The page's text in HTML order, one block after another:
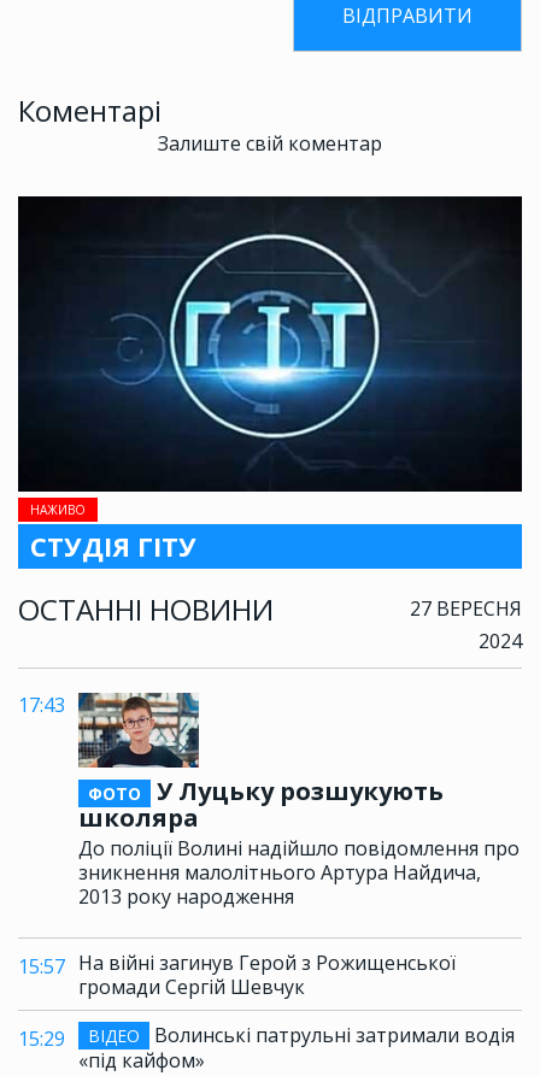
НАЖИВО
СТУДІЯ ГІТУ
ОСТАННІ НОВИНИ
27 ВЕРЕСНЯ
2024
17:43
ФОТО
У Луцьку розшукують
школяра
До поліції Волині надійшло повідомлення про
зникнення малолітнього Артура Найдича,
2013 року народження
15:57 На війні загинув Герой з Рожищенської
громади Сергій Шевчук
15:29
ВІДЕО
Волинські патрульні затримали водія
«під кайфом»
Коментарі
Залиште свій коментар